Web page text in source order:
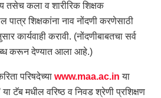
तसेच कला व शारीरिक शिक्षक
पात्र शिक्षकांना नाव नोंदणी करणेसाठी
कार्यवाही करावी. (नोंदणीबाबतचा सर्व
करून देण्यात आला आहे.)
परिषदेच्या www.maa.ac.in या
या टॅब मधील वरिष्ठ व निवड श्रेणी प्रशिक्षण